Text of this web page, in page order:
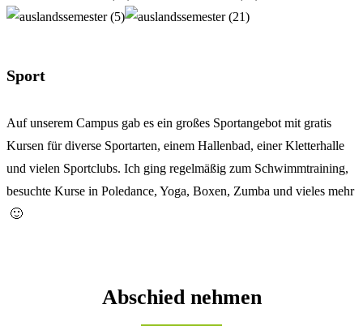
Sport
Auf unserem Campus gab es ein großes Sportangebot mit gratis
Kursen für diverse Sportarten, einem Hallenbad, einer Kletterhalle
und vielen Sportclubs. Ich ging regelmäßig zum Schwimmtraining,
besuchte Kurse in Poledance, Yoga, Boxen, Zumba und vieles mehr
🙂
Abschied nehmen